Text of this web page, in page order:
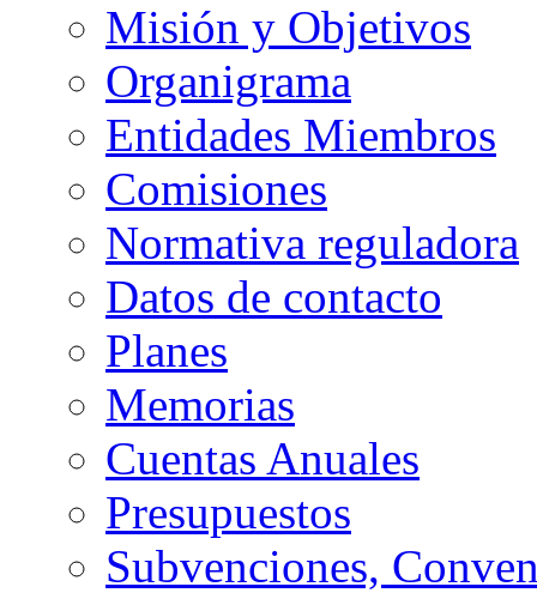
Misión y Objetivos
Organigrama
Entidades Miembros
Comisiones
Normativa reguladora
Datos de contacto
Planes
Memorias
Cuentas Anuales
Presupuestos
Subvenciones,